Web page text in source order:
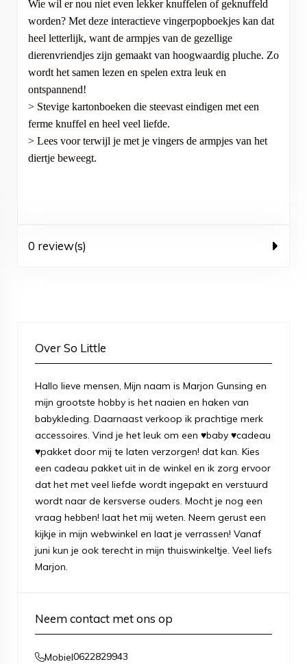
Wie wil er nou niet even lekker knuffelen of geknuffeld
worden? Met deze interactieve vingerpopboekjes kan dat
heel letterlijk, want de armpjes van de gezellige
dierenvriendjes zijn gemaakt van hoogwaardig pluche. Zo
wordt het samen lezen en spelen extra leuk en
ontspannend!
> Stevige kartonboeken die steevast eindigen met een
ferme knuffel en heel veel liefde.
> Lees voor terwijl je met je vingers de armpjes van het
diertje beweegt.
0 review(s)
Over So Little
Hallo lieve mensen, Mijn naam is Marjon Gunsing en
mijn grootste hobby is het naaien en haken van
babykleding. Daarnaast verkoop ik prachtige merk
accessoires. Vind je het leuk om een ♥baby ♥cadeau
♥pakket door mij te laten verzorgen! dat kan. Kies
een cadeau pakket uit in de winkel en ik zorg ervoor
dat het met veel liefde wordt ingepakt en verstuurd
wordt naar de kersverse ouders. Mocht je nog een
vraag hebben! laat het mij weten. Neem gerust een
kijkje in mijn webwinkel en laat je verrassen! Vanaf
juni kun je ook terecht in mijn thuiswinkeltje. Veel liefs
Marjon.
Neem contact met ons op
Mobiel0622829943